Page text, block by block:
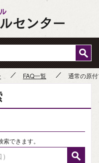
FAQ一覧 通常の原
できます。